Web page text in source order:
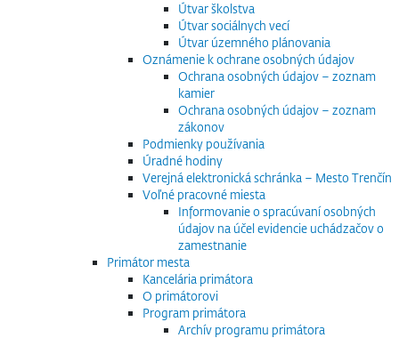
Útvar školstva
Útvar sociálnych vecí
Útvar územného plánovania
Oznámenie k ochrane osobných údajov
Ochrana osobných údajov – zoznam
kamier
Ochrana osobných údajov – zoznam
zákonov
Podmienky používania
Úradné hodiny
Verejná elektronická schránka – Mesto Trenčín
Voľné pracovné miesta
Informovanie o spracúvaní osobných
údajov na účel evidencie uchádzačov o
zamestnanie
Primátor mesta
Kancelária primátora
O primátorovi
Program primátora
Archív programu primátora